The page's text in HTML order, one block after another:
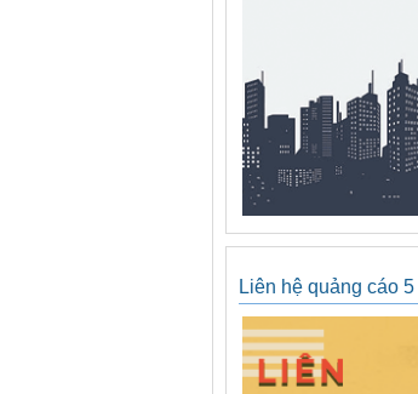
Liên hệ quảng cáo 5